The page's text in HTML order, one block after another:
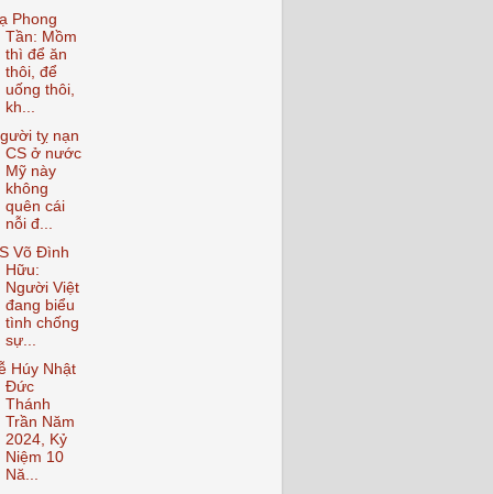
Phong
Tần: Mồm
thì để ăn
thôi, để
uống thôi,
kh...
tỵ nạn
CS ở nước
Mỹ này
không
quên cái
nỗi đ...
Võ Đình
Hữu:
Người Việt
đang biểu
tình chống
sự...
Húy Nhật
Đức
Thánh
Trần Năm
2024, Kỷ
Niệm 10
Nă...